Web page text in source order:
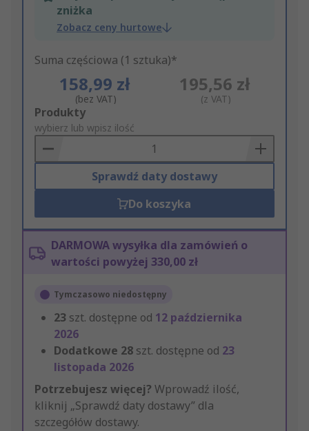
zniżka
Zobacz ceny hurtowe
Suma częściowa (1 sztuka)*
158,99 zł
(bez VAT)
195,56 zł
(z VAT)
Add
to
Basket
Produkty
wybierz lub wpisz ilość
Sprawdź daty dostawy
Do koszyka
DARMOWA wysyłka dla zamówień o
wartości powyżej 330,00 zł
Tymczasowo niedostępny
23 szt. dostępne od 12 października
2026
Dodatkowe 28 szt. dostępne od 23
listopada 2026
Potrzebujesz więcej? Wprowadź ilość,
kliknij „Sprawdź daty dostawy” dla
szczegółów dostawy.